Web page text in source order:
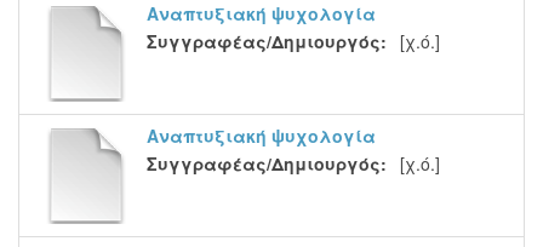
Αναπτυξιακή ψυχολογία
Συγγραφέας/Δημιουργός:
[χ.ό.]
Αναπτυξιακή ψυχολογία
Συγγραφέας/Δημιουργός:
[χ.ό.]